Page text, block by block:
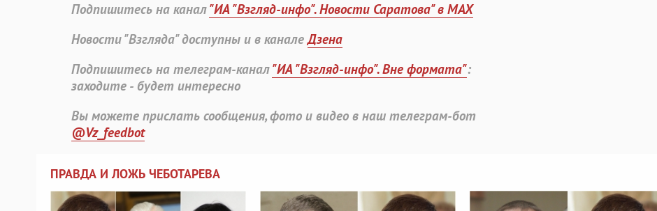
Подпишитесь на канал"ИА "Взгляд-инфо". Новости Саратова" в MAX
Новости "Взгляда" доступны и в каналеДзена
Подпишитесь на телеграм-канал"ИА "Взгляд-инфо". Вне формата":
заходите - будет интересно
Вы можете прислать сообщения, фото и видео в наш телеграм-бот
@Vz_feedbot
ПРАВДА И ЛОЖЬ ЧЕБОТАРЕВА